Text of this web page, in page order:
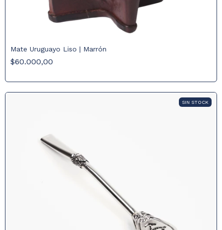
Mate Uruguayo Liso | Marrón
$60.000,00
SIN STOCK